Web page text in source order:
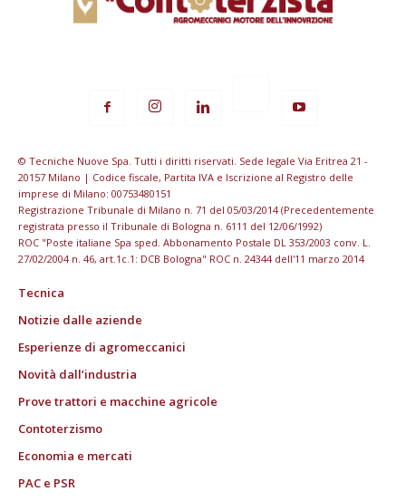
© Tecniche Nuove Spa. Tutti i diritti riservati. Sede legale Via Eritrea 21 -
20157 Milano | Codice fiscale, Partita IVA e Iscrizione al Registro delle
imprese di Milano: 00753480151
Registrazione Tribunale di Milano n. 71 del 05/03/2014 (Precedentemente
registrata presso il Tribunale di Bologna n. 6111 del 12/06/1992)
ROC "Poste italiane Spa sped. Abbonamento Postale DL 353/2003 conv. L.
27/02/2004 n. 46, art.1c.1: DCB Bologna" ROC n. 24344 dell'11 marzo 2014
Tecnica
Notizie dalle aziende
Esperienze di agromeccanici
Novità dall’industria
Prove trattori e macchine agricole
Contoterzismo
Economia e mercati
PAC e PSR